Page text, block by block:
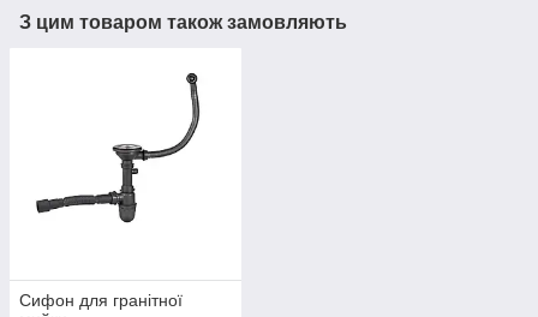
З цим товаром також замовляють
Сифон для гранітної